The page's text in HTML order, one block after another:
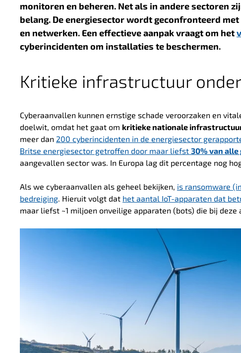
monitoren en beheren. Net als in andere sectoren
belang. De energiesector wordt geconfronteerd
en netwerken. Een effectieve aanpak vraagt om het
cyberincidenten om installaties te beschermen.
Kritieke infrastructuur
Cyberaanvallen kunnen ernstige schade veroorzaken en
doelwit, omdat het gaat om kritieke nationale
meer dan 200 cyberincidenten in de energiesector
Britse energiesector getroffen door maar liefst 30% van
aangevallen sector was. In Europa lag dit percentage nog
Als we cyberaanvallen als geheel bekijken, is ransomware
bedreiging. Hieruit volgt dat het aantal IoT-apparaten dat
maar liefst ~1 miljoen onveilige apparaten (bots) die bij